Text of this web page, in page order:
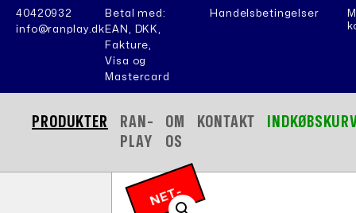
40420932
info@ranplay.dk
Betal med:
EAN, DKK,
Fakture,
Visa og
Mastercard
Handelsbetingelser
PRODUKTER
RAN-
PLAY
OM
OS
KONTAKT
N
E
T
-
P
RI